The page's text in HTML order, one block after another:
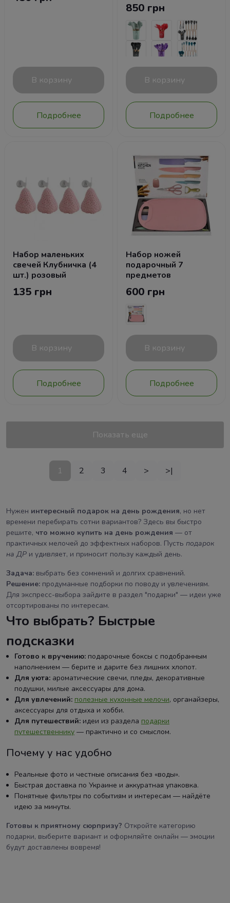
В корзину
Подробнее
850 грн
В корзину
Подробнее
Набор маленьких
свечей Клубничка (4
шт.) розовый
135 грн
В корзину
Подробнее
Набор ножей
подарочный 7
предметов
600 грн
В корзину
Подробнее
Показать еще
1 2 3 4 > >|
Нужен интересный подарок на день рождения, но нет
времени перебирать сотни вариантов? Здесь вы быстро
решите, что можно купить на день рождения — от
практичных мелочей до эффектных наборов. Пусть подарок
на ДР и удивляет, и приносит пользу каждый день.
Задача: выбрать без сомнений и долгих сравнений.
Решение: продуманные подборки по поводу и увлечениям.
Для экспресс-выбора зайдите в раздел "подарки" — идеи уже
отсортированы по интересам.
Что выбрать? Быстрые
подсказки
Готово к вручению: подарочные боксы с подобранным
наполнением — берите и дарите без лишних хлопот.
Для уюта: ароматические свечи, пледы, декоративные
подушки, милые аксессуары для дома.
Для увлечений: полезные кухонные мелочи, органайзеры,
аксессуары для отдыха и хобби.
Для путешествий: идеи из раздела подарки
путешественнику — практично и со смыслом.
Почему у нас удобно
Реальные фото и честные описания без «воды».
Быстрая доставка по Украине и аккуратная упаковка.
Понятные фильтры по событиям и интересам — найдёте
идею за минуты.
Готовы к приятному сюрпризу? Откройте категорию
подарки, выберите вариант и оформляйте онлайн — эмоции
будут доставлены вовремя!